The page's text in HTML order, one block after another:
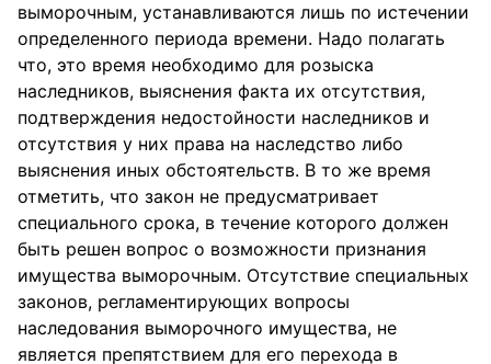
выморочным, устанавливаются лишь по истечении
определенного периода времени. Надо полагать
что, это время необходимо для розыска
наследников, выяснения факта их отсутствия,
подтверждения недостойности наследников и
отсутствия у них права на наследство либо
выяснения иных обстоятельств. В то же время
отметить, что закон не предусматривает
специального срока, в течение которого должен
быть решен вопрос о возможности признания
имущества выморочным. Отсутствие специальных
законов, регламентирующих вопросы
наследования выморочного имущества, не
является препятствием для его перехода в